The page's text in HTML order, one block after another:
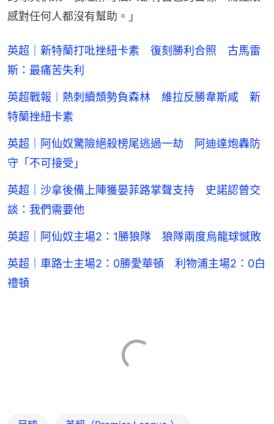
感對任何人都沒有幫助。」
英超｜新特蘭打吡挫紐卡素 復刻勝利合照 古馬雷
斯：最痛苦失利
英超戰報︱熱刺續頹勢負森林 維拉反勝韋斯咸 新
特蘭挫紐卡素
英超｜阿仙奴驚險絕殺榜尾逃過一劫 阿迪達炮轟防
守「不可接受」
英超｜沙拿後備上陣獲晏菲路掌聲支持 史諾認曾交
談：我們需要他
英超｜阿仙奴主場2：1勝狼隊 狼隊兩度烏龍球憾敗
英超｜車路士主場2：0勝愛華頓 利物浦主場2：0白
禮頓